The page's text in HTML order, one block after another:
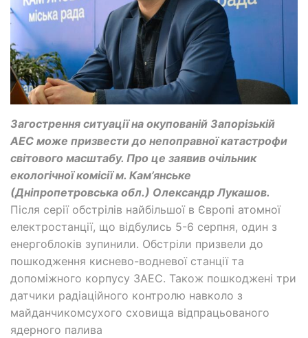
Загострення ситуації на окупованій Запорізькій
АЕС може призвести до непоправної катастрофи
світового масштабу. Про це заявив очільник
екологічної комісії м. Кам’янське
(Дніпропетровська обл.) Олександр Лукашов.
Після серії обстрілів найбільшої в Європі атомної
електростанції, що відбулись 5-6 серпня, один з
енергоблоків зупинили. Обстріли призвели до
пошкодження киснево-водневої станції та
допоміжного корпусу ЗАЕС. Також пошкоджені три
датчики радіаційного контролю навколо з
майданчикомсухого сховища відпрацьованого
ядерного палива